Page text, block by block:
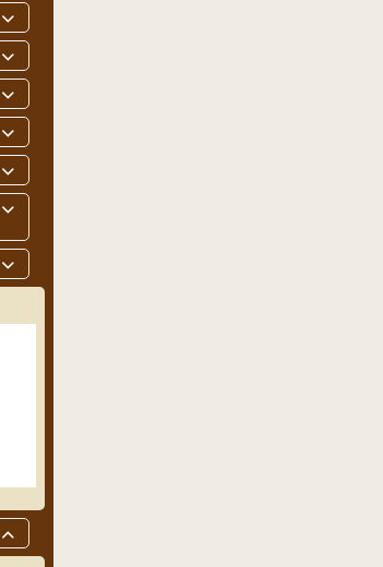







